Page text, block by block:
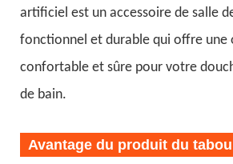
artificiel est un accessoire de salle
fonctionnel et durable qui offre une
confortable et sûre pour votre
de bain.
Avantage du produit du